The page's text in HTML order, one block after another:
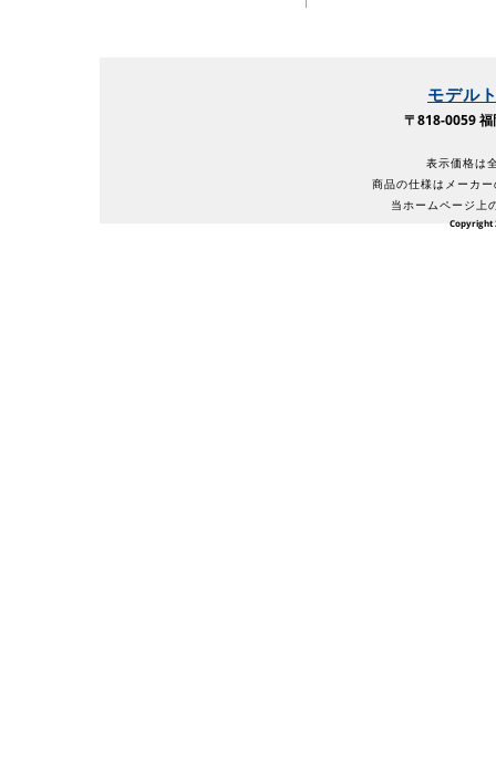
モデル
〒818-0059
表示価格は
商品の仕様はメーカ
当ホームページ上
Copyright